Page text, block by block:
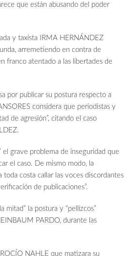
que están abusando del poder
y taxista IRMA HERNÁNDEZ
arremetiendo en contra de
franco atentado a las libertades de
por publicar su postura respecto a
considera que periodistas y
de agresión”, citando el caso
el grave problema de inseguridad que
el caso. De mismo modo, la
costa callar las voces discordantes
de publicaciones”.
la postura y “pellizcos”
PARDO, durante las
NAHLE que matizara su